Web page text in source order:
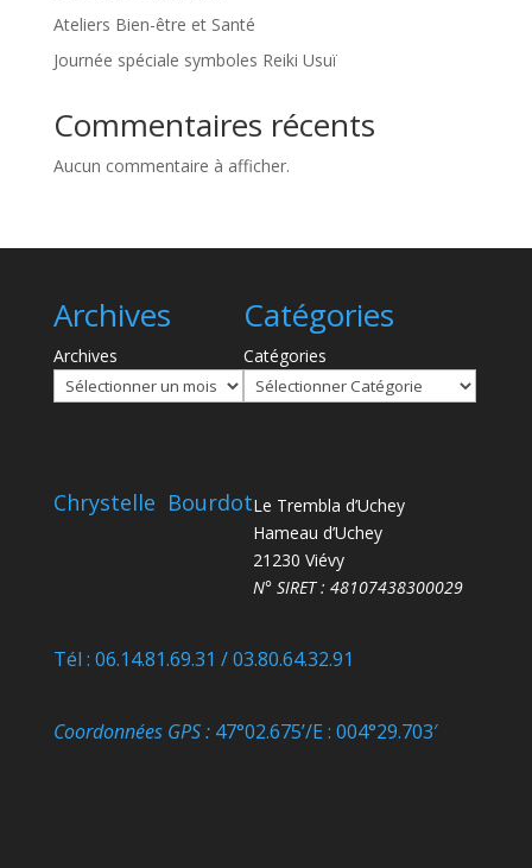
Ateliers Bien-être et Santé
Journée spéciale symboles Reiki Usuï
Commentaires récents
Aucun commentaire à afficher.
Archives
Archives
Catégories
Catégories
Chrystelle BourdotLe Trembla d’Uchey
Hameau d’Uchey
21230 Viévy
N° SIRET : 48107438300029
Tél : 06.14.81.69.31 / 03.80.64.32.91
Coordonnées GPS :47°02.675’/E : 004°29.703′